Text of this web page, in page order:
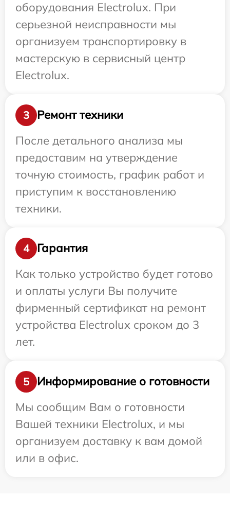
оборудования Electrolux. При
серьезной неисправности мы
организуем транспортировку в
мастерскую в сервисный центр
Electrolux.
3
Ремонт техники
После детального анализа мы
предоставим на утверждение
точную стоимость, график работ и
приступим к восстановлению
техники.
4
Гарантия
Как только устройство будет готово
и оплаты услуги Вы получите
фирменный сертификат на ремонт
устройства Electrolux сроком до 3
лет.
5
Информирование о готовности
Мы сообщим Вам о готовности
Вашей техники Electrolux, и мы
организуем доставку к вам домой
или в офис.